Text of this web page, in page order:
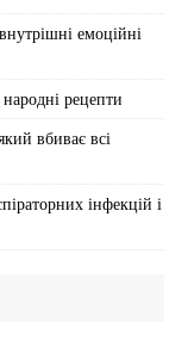
емоційні
рецепти
вбиває всі
інфекцій і